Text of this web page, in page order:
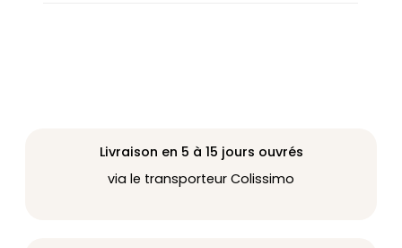
Livraison en 5 à 15 jours ouvrés
via le transporteur Colissimo